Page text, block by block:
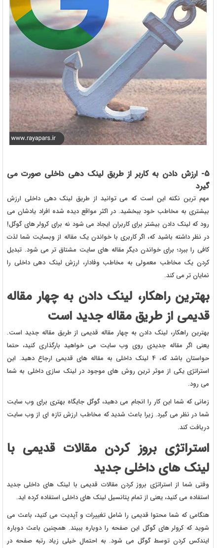
5- ارزش دادن به کاربر از طریق لینک دهی داخلی صورت می
گیرد
مهم ترین نکته این است که می توانید از طریق لینک دهی داخلی ارزش
بیشتری به مخاطب خود ببخشید. در اکثر مواقع دیده شده افراد یادشان می
رود که لینک دادن بیشتر برای کاربران ایجاد می شود نه برای کرولر های گوگل!
در نظر داشته باشید که، اگر کاربری با خواندن یک مقاله از وبسایت شما لذت
کافی را ببرد؛ برای خواندن دیگر مقاله های سایت مشتاق تر می شود. تبدیل
کردن یک مخاطب معمولی به مخاطب وفادار، ارزش لینک دهی داخلی را
نمایان تر می کند.
بهترین راهکار، لینک دادن به چهار مقاله
قدیمی از طریق مقاله جدید است
بهترین راهکار، لینک دادن به چهار مقاله قدیمی از طریق مقاله جدید است.
یعنی اگر مقاله جدیدی روی وب سایت می خواهید بارگذاری کنید، حتما
حواستان باشد که، 4 لینک داخلی به مقاله های قدیمی ارجاع دهید. این
استراتژی یکی از موثر ترین روش های موجود در لینک سازی داخلی به شما
می رود.
زمانی که شما این کار را انجام می دهید، گوگل جایگاه بهتری برای وب سایت
شما در نظر می گیرد. زیرا باعث شدید که مخاطب ارزش تازه ای از وب سایت
دریافت کند.
استراتژی بروز کردن مقالات قدیمی با
لینک های داخلی جدید
وقتی شما از استراتژی بروز کردن مقالات قدیمی با لینک های داخلی جدید
استفاده می کنید، یعنی از تمام پتانسیل لینک های داخلی استفاده کرده اید.
هنگامی که شما محتوا قدیمی را شامل تغییرات و آپدیت می کنید، باعث می
شوید که کرولر های گوگل این صفحه را دوباره ببیند. همچنین باعث دوباره
ایندکس کردن توسط گوگل می شود. به احتمال خیلی زیاد رتبه صفحه در